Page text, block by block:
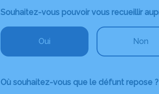
Souhaitez-vous pouvoir vous recueillir
Oui Non
Où souhaitez-vous que le défunt repose ?